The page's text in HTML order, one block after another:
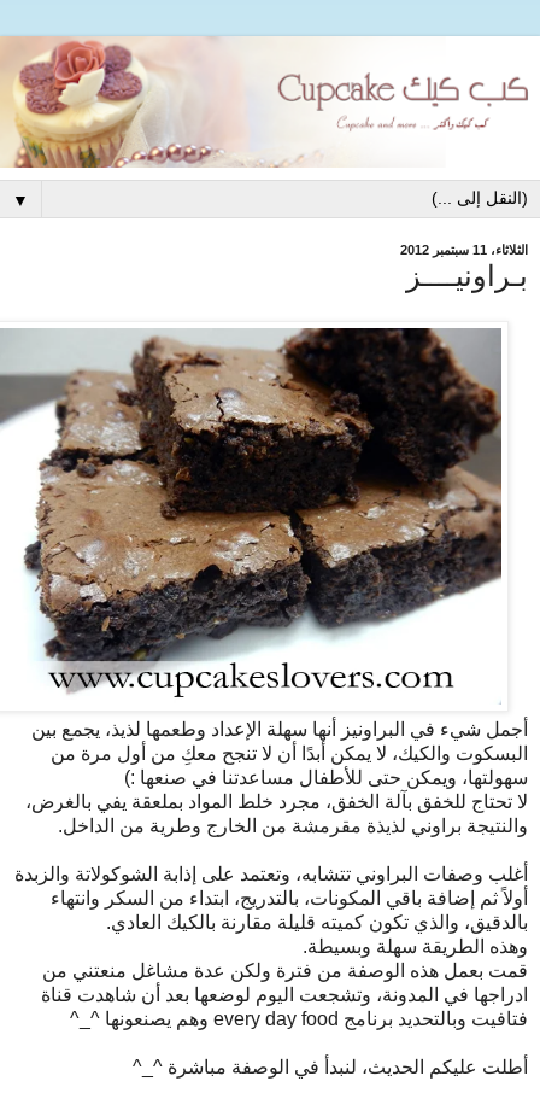
▼
الثلاثاء، 11 سبتمبر 2012
بـراونيــــز
أجمل شيء في البراونيز أنها سهلة الإعداد وطعمها لذيذ، يجمع بين
البسكوت والكيك، لا يمكن أبدًا أن لا تنجح معكِ من أول مرة من
سهولتها، ويمكن حتى للأطفال مساعدتنا في صنعها :)
لا تحتاج للخفق بآلة الخفق، مجرد خلط المواد بملعقة يفي بالغرض،
والنتيجة براوني لذيذة مقرمشة من الخارج وطرية من الداخل.
أغلب وصفات البراوني تتشابه، وتعتمد على إذابة الشوكولاتة والزبدة
أولاً ثم إضافة باقي المكونات، بالتدريج، ابتداء من السكر وانتهاء
بالدقيق، والذي تكون كميته قليلة مقارنة بالكيك العادي.
وهذه الطريقة سهلة وبسيطة.
قمت بعمل هذه الوصفة من فترة ولكن عدة مشاغل منعتني من
ادراجها في المدونة، وتشجعت اليوم لوضعها بعد أن شاهدت قناة
فتافيت وبالتحديد برنامج every day food وهم يصنعونها ^_^
أطلت عليكم الحديث، لنبدأ في الوصفة مباشرة ^_^